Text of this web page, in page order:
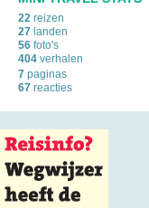
22 reizen
27 landen
56 foto's
404 verhalen
7 paginas
67 reacties